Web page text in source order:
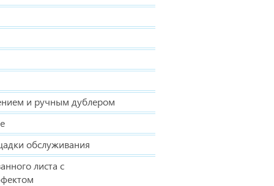
и ручным дублером
обслуживания
листа с